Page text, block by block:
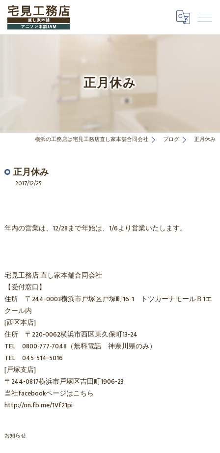
正月休み
横浜の工務店は宅見工務店直し家本舗合同会社 ブログ 正月休み
正月休み
2017/12/25
年内の営業は、12/28まで年始は、1/6より営業いたします。
宅見工務店 直し家本舗合同会社
【受付窓口】
住所 〒244-0003横浜市戸塚区戸塚町16-1 トツカーナモールＢ1エ
クール内
[西区本店]
住所 〒220-0062横浜市西区東久保町13-24
TEL 0800-777-7048（無料電話 神奈川県のみ）
TEL 045-514-5016
[戸塚支店]
〒244-0817横浜市戸塚区吉田町1906-23
当社facebookページはこちら
http://on.fb.me/1Vf21pi
お知らせ